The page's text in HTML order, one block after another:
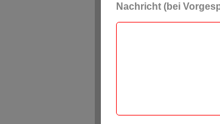
Nachricht (bei